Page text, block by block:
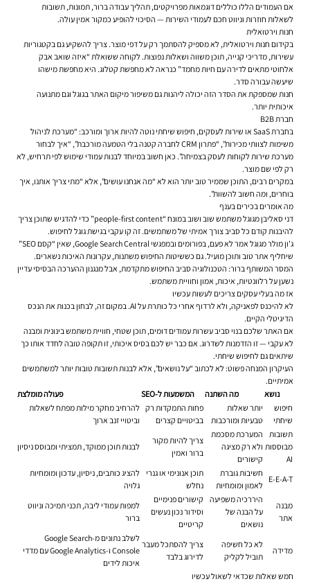
אם העמודים הללו כוללים דוגמאות מפרויקטים, תהליך עבודה ברור, תמונות, תשובות
לשאלות חוזרות וניווט חכם לעמודי השירות — הסיכוי להופיע כמקור אמין עולה.
חנות וירטואלית
בקידום חנות וירטואלית, לא מספיק להסתמך רק על דפי מוצר. צריך להשקיע גם בקטגוריות
עשירות, מדריכי קנייה, תוכן משווה ושאלות נפוצות. לקוחה ששואלת “איזה שואב אבק
אלחוטי מתאים לדירה עם חיות מחמד” כנראה לא מחפשת קטלוג. היא מחפשת מישהו
שיעשה עבורה סדר.
חנות שמספקת את הסדר הזה יכולה ליהנות גם משיפור מיקום האתר בגוגל וגם מתנועה
איכותית יותר.
חברת B2B
בחברת SaaS או שירות לעסקים, חיפוש שיחתי נוטה להיות ארוך ומורכב: “מערכת לניהול
משימות לצוותי מכירות”, “פתרון CRM לחברה קטנה בלי הטמעה מורכבת”, “איך לבחור
מערכת שירות לקוחות לעסק בצמיחה”. כאן חשוב במיוחד לבנות עמודי שימוש לפי תרחיש, לא
רק לפי שם מוצר.
במקרים רבים, התוכן שממיר טוב יותר הוא לא “מה אנחנו עושים”, אלא “מתי צריך אותנו, איך
בוחרים, ומה חשוב להשוות”.
מה אומרים בכירים בענף
דני סאליבן מגוגל משתמש שוב ושוב במונח “people-first content” כדי להדגיש שתוכן צריך
להיבנות קודם כל סביב צורך אמיתי של משתמשים. זה קו עקבי בגישת גוגל לחיפוש.
ג'ון מולר מגוגל אמר לא פעם, בפורומים ובמפגשי Google Search Central, שאין “קסם SEO”
שיחליף אתר טוב ותוכן מועיל. גם כששיטות החיפוש משתנות, עקרונות האיכות נשארים.
המסר המשותף ברור: הטכנולוגיה סביב החיפוש מתקדמת, אבל מנגנון ההערכה הבסיסי עדיין
נשען על רלוונטיות, איכות, אמון וחוויית משתמש.
אז מה בעלי עסקים צריכים לעשות עכשיו
לא להיכנס לפאניקה, ולא לרדוף אחרי כל כותרת על AI. במקום זה, לבחון בכנות את הנכס
הדיגיטלי הקיים.
אם האתר שלכם בנוי סביב עשרות עמודים דומים, תוכן שטחי, חוויית משתמש בינונית ומבנה
לא עקבי — זו הזדמנות לשדרוג. אם כבר יש לכם בסיס איכותי, זו תקופה טובה לחדד אותו כך
שיתאים גם לחיפוש שיחתי.
העיקרון המנחה פשוט: לא לכתוב “על נושאים”, אלא לבנות תשובות טובות יותר למשתמשים
אמיתיים.
נושא
מה השתנה המשמעות ל-SEO
פעולה מומלצת
חיפוש
שיחתי
יותר שאלות
טבעיות ומורכבות
פחות התמקדות רק
בביטויים קצרים
להרחיב מחקר מילות מפתח לשאלות
וביטויי זנב ארוך
תשובות
מבוססות
AI
המערכת מסכמת
ולא רק מציגה
קישורים
צריך להיות מקור
ברור ואמין
לבנות תוכן ממוקד, תמציתי ומבוסס ניסיון
E-E-A-T
חשיבות גוברת
לאמון ומומחיות
תוכן אנונימי או גנרי
נחלש
להציג כותבים, ניסיון, עדכון ומומחיות
גלויה
מבנה
אתר
היררכיה משפיעה
על הבנה של
נושאים
קישורים פנימיים
וסידור נכון נעשים
קריטיים
למפות עמודי ליבה, תכני תמיכה וניווט
ברור
מדידה
לא כל חשיפה
תוביל לקליק
צריך להסתכל מעבר
לדירוג בלבד
לשלב נתונים מ-Google Search
Console ו-Google Analytics עם מדדי
איכות לידים
חמש שאלות שכדאי לשאול עכשיו